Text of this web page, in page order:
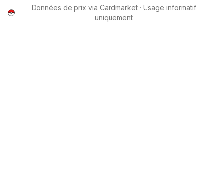
Données de prix via Cardmarket · Usage informatif
uniquement